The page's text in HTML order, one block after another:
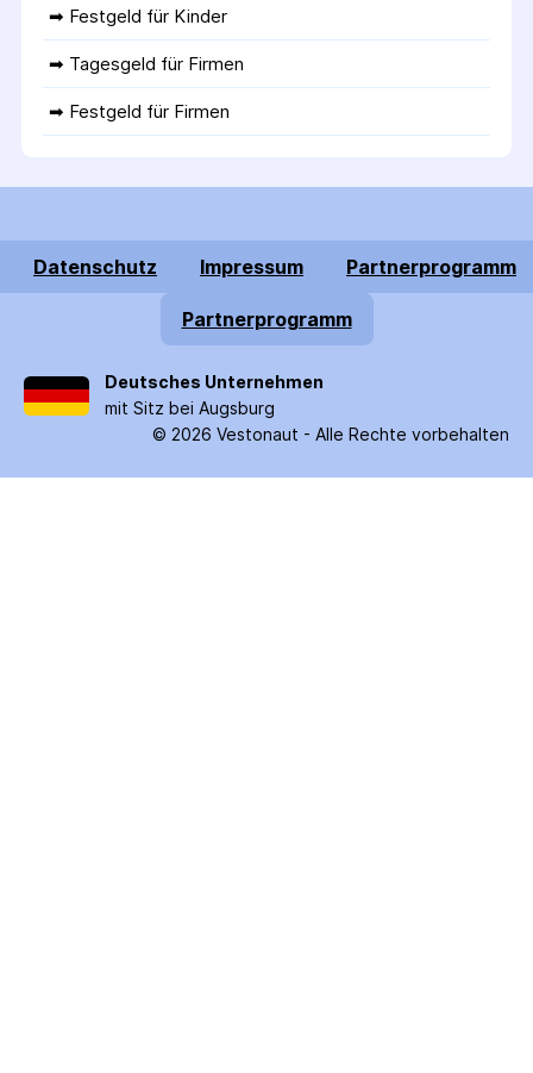
➡ Festgeld für Kinder
➡ Tagesgeld für Firmen
➡ Festgeld für Firmen
Datenschutz Impressum Partnerprogramm
Partnerprogramm
Deutsches Unternehmen
mit Sitz bei Augsburg
© 2026 Vestonaut - Alle Rechte vorbehalten